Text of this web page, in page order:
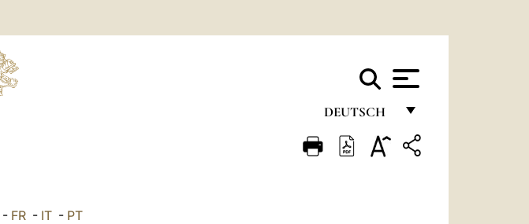
DEUTSCH
FRANÇAIS
- FR - IT - PT